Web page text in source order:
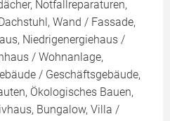
Notfallreparaturen,
Wand / Fassade,
Niedrigenergiehaus /
/ Wohnanlage,
/ Geschäftsgebäude,
Ökologisches Bauen,
Bungalow, Villa /